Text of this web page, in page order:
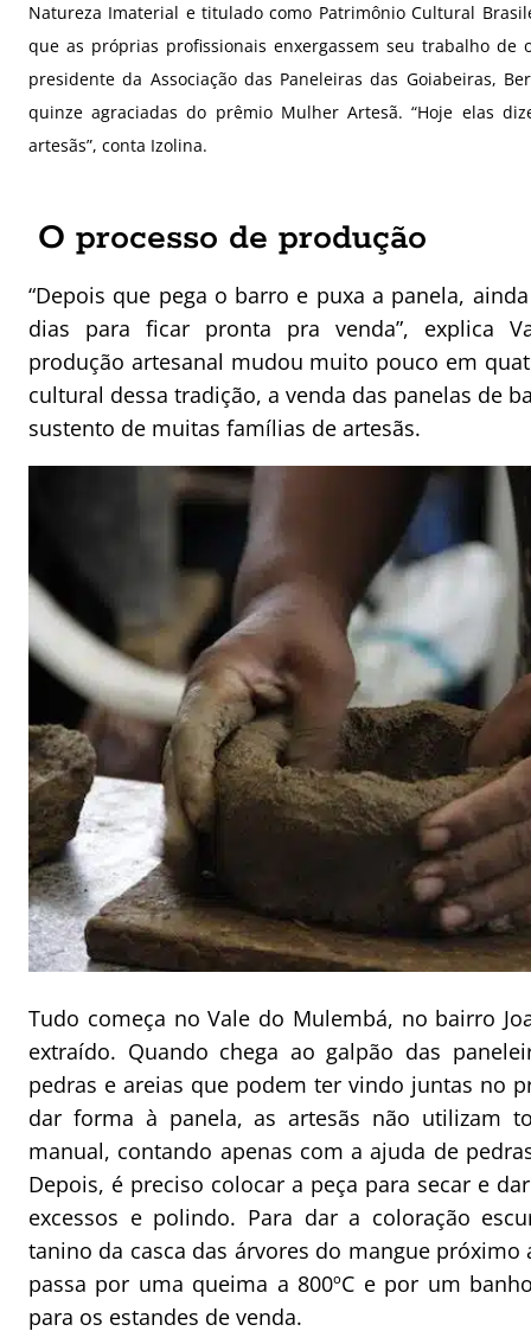
Natureza Imaterial e titulado como Patrimônio Cultural
que as próprias profissionais enxergassem seu trabalho de
presidente da Associação das Paneleiras das Goiabeiras,
quinze agraciadas do prêmio Mulher Artesã. “Hoje elas
artesãs”, conta Izolina.
O processo de produção
“Depois que pega o barro e puxa a panela,
dias para ficar pronta pra venda”, explica
produção artesanal mudou muito pouco em
cultural dessa tradição, a venda das panelas de
sustento de muitas famílias de artesãs.
Tudo começa no Vale do Mulembá, no bairro
extraído. Quando chega ao galpão das
pedras e areias que podem ter vindo juntas no
dar forma à panela, as artesãs não utilizam
manual, contando apenas com a ajuda de
Depois, é preciso colocar a peça para secar e
excessos e polindo. Para dar a coloração
tanino da casca das árvores do mangue próximo
passa por uma queima a 800ºC e por um
para os estandes de venda.